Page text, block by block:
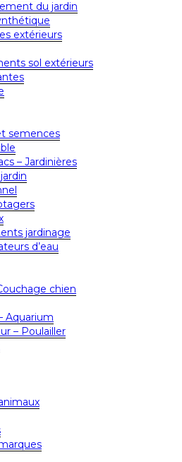
du jardin
extérieurs
sol extérieurs
semences
– Jardinières
jardinage
d’eau
chien
Aquarium
– Poulailler